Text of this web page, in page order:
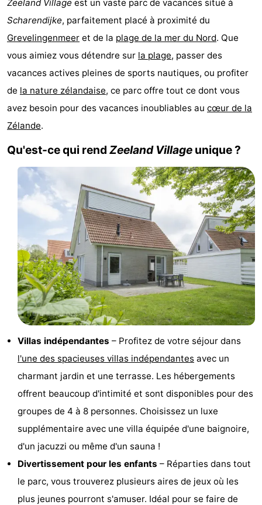
-
Buitenheem
-
Ginsterveld
-
Julianahoeve
-
Livingstone
-
Resort
Haamstede
Résidence
Hof
van
Haamstede
Schouwse
Valleien
Wijde
Blick
Zeeuwse
Hof
van
Haamstede
Last
minutes
Plages
Voir
faire
Lieux
d'intérêt
-
Musées
Zeeland Village est un vaste parc de vacances situé à
Scharendijke, parfaitement placé à proximité du
Grevelingenmeer et de la plage de la mer du Nord. Que
vous aimiez vous détendre sur la plage, passer des
vacances actives pleines de sports nautiques, ou profiter
de la nature zélandaise, ce parc offre tout ce dont vous
avez besoin pour des vacances inoubliables au cœur de la
Zélande.
Qu'est-ce qui rend Zeeland Village unique ?
Villas indépendantes – Profitez de votre séjour dans
l'une des spacieuses villas indépendantes avec un
charmant jardin et une terrasse. Les hébergements
offrent beaucoup d'intimité et sont disponibles pour des
groupes de 4 à 8 personnes. Choisissez un luxe
supplémentaire avec une villa équipée d'une baignoire,
d'un jacuzzi ou même d'un sauna !
Divertissement pour les enfants – Réparties dans tout
le parc, vous trouverez plusieurs aires de jeux où les
plus jeunes pourront s'amuser. Idéal pour se faire de